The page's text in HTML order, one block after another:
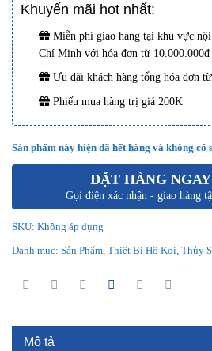
Khuyến mãi hot nhất:
Miễn phí giao hàng tại khu vực
Chí Minh với hóa đơn từ
Ưu đãi khách hàng tổng hóa đơn
Phiếu mua hàng trị giá 200K
Sản phẩm này hiện đã hết hàng và không có
ĐẶT HÀNG NGAY
Gọi điện xác nhận - giao hàng
SKU: Không áp dụng
Danh mục: Sản Phẩm, Thiết Bị Hồ Koi, Thủy
Mô tả